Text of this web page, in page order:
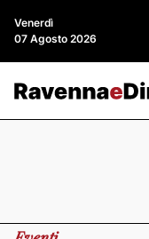
Venerdì
07 Agosto 2026